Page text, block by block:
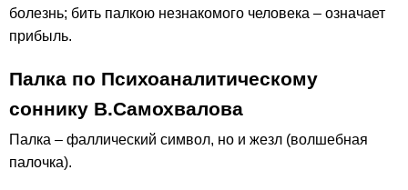
болезнь; бить палкою незнакомого человека – означает
прибыль.
Палка по Психоаналитическому
соннику В.Самохвалова
Палка – фаллический символ, но и жезл (волшебная
палочка).